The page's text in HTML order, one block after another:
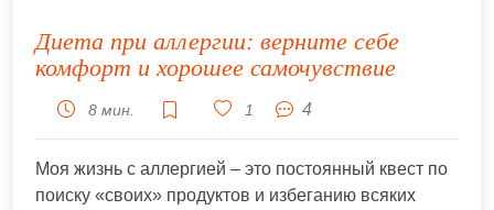
Диета при аллергии: верните себе
комфорт и хорошее самочувствие
8 мин. 1 4
Моя жизнь с аллергией – это постоянный квест по
поиску «своих» продуктов и избеганию всяких